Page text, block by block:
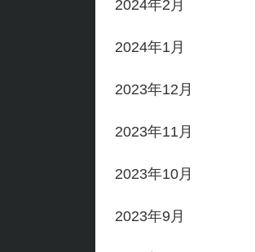
2024年2月
2024年1月
2023年12月
2023年11月
2023年10月
2023年9月